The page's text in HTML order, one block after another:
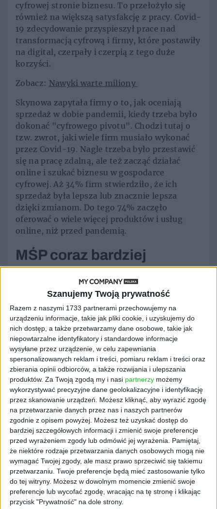
Szanujemy Twoją prywatność
Razem z naszymi 1733 partnerami przechowujemy na
urządzeniu informacje, takie jak pliki cookie, i uzyskujemy do
nich dostęp, a także przetwarzamy dane osobowe, takie jak
niepowtarzalne identyfikatory i standardowe informacje
wysyłane przez urządzenie, w celu zapewniania
spersonalizowanych reklam i treści, pomiaru reklam i treści oraz
zbierania opinii odbiorców, a także rozwijania i ulepszania
produktów. Za Twoją zgodą my i nasi partnerzy możemy
wykorzystywać precyzyjne dane geolokalizacyjne i identyfikację
przez skanowanie urządzeń. Możesz kliknąć, aby wyrazić zgodę
na przetwarzanie danych przez nas i naszych partnerów
zgodnie z opisem powyżej. Możesz też uzyskać dostęp do
bardziej szczegółowych informacji i zmienić swoje preferencje
przed wyrażeniem zgody lub odmówić jej wyrażenia.
Pamiętaj,
że niektóre rodzaje przetwarzania danych osobowych mogą nie
wymagać Twojej zgody, ale masz prawo sprzeciwić się takiemu
przetwarzaniu. Twoje preferencje będą mieć zastosowanie tylko
do tej witryny. Możesz w dowolnym momencie zmienić swoje
preferencje lub wycofać zgodę, wracając na tę stronę i klikając
przycisk "Prywatność" na dole strony.
cyfrowej stronie biznesu. To przełożyło się
również na większą satysfakcję z pracy. Covid-
19 zdecydowanie przyspieszył prace nad
transformacją cyfrową i firmy, które postawiły
na digital, czerpały i czerpią z tego duże
korzyści.
Zobacz: Nawyki warte miliony
Skynowa zapytała firmy o to, jak oceniają
sprzedaż w dobie pandemii, kiedy trzeba było
dokonać "cyfrowego pivotu". Chodzi tutaj o
tzw. zwrot, jaki wiele firm musiało wykonać
przez Covid-19. Nagle trzeba było przestawić
się na pracę zdalną, ale też zacząć działać
online i szukać biznesu w gospodarce
cyfrowej. Aż 34% firm stwierdziło, że ich
sprzedaż była lepsza lub znacznie lepsza
dzięki zmianom. Do tego 74% zaczęło
oferować o wiele więcej produktów i usług
online, niż przed pandemią.
MŚP coraz bardziej
docenia cyfrowy biznes
Najlepiej sytuacja wyglądała dla firm średnich,
zatrudniających od 50 do 99 osób.
Odnotowały one przeciętnie o 46% lepszą
sprzedaż niż przed Covid-19. Ta sama grupa
firm najbardziej postawiła też na cyfrowy
biznes - aż 81% zdeklarowało, że bardzo
skupia się na sprzedaży online.
Przedsiębiorstwa przyznały również, że
cyfrowe narzędzia pozwoliły im poprawić
jakość obsługi klienta. Dla 57% był to
priorytet i dzięki cyfrowym narzędziom
kontakt z klientami jest łatwiejszy i
komunikacja przebiega sprawniej.
Sprawdź:Ile można zarobić w Adobe Stock
Firmy przyznały również, że postawiły
bardziej na serwisy społecznościowe.
Wykorzystują te sieci do docierania do